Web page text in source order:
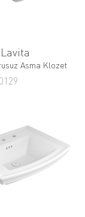
Asma Klozet